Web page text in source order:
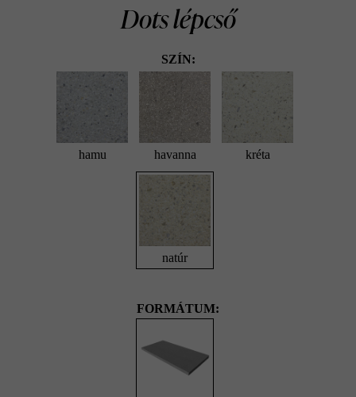
Dots lépcső
SZÍN:
hamu havanna kréta
natúr
FORMÁTUM: